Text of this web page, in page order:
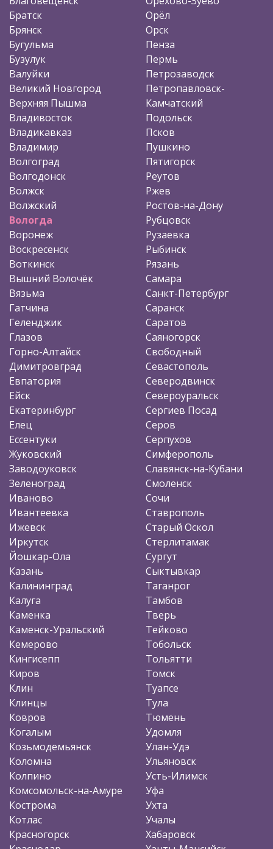
Братск
Брянск
Бугульма
Бузулук
Валуйки
Великий Новгород
Верхняя Пышма
Владивосток
Владикавказ
Владимир
Волгоград
Волгодонск
Волжск
Волжский
Вологда
Воронеж
Воскресенск
Воткинск
Вышний Волочёк
Вязьма
Гатчина
Геленджик
Глазов
Горно-Алтайск
Димитровград
Евпатория
Ейск
Екатеринбург
Елец
Ессентуки
Жуковский
Заводоуковск
Зеленоград
Иваново
Ивантеевка
Ижевск
Иркутск
Йошкар-Ола
Казань
Калининград
Калуга
Каменка
Каменск-Уральский
Кемерово
Кингисепп
Киров
Клин
Клинцы
Ковров
Когалым
Козьмодемьянск
Коломна
Колпино
Комсомольск-на-Амуре
Кострома
Котлас
Красногорск
Орёл
Орск
Пенза
Пермь
Петрозаводск
Петропавловск-
Камчатский
Подольск
Псков
Пушкино
Пятигорск
Реутов
Ржев
Ростов-на-Дону
Рубцовск
Рузаевка
Рыбинск
Рязань
Самара
Санкт-Петербург
Саранск
Саратов
Саяногорск
Свободный
Севастополь
Северодвинск
Североуральск
Сергиев Посад
Серов
Серпухов
Симферополь
Славянск-на-Кубани
Смоленск
Сочи
Ставрополь
Старый Оскол
Стерлитамак
Сургут
Сыктывкар
Таганрог
Тамбов
Тверь
Тейково
Тобольск
Тольятти
Томск
Туапсе
Тула
Тюмень
Удомля
Улан-Удэ
Ульяновск
Усть-Илимск
Уфа
Ухта
Учалы
Хабаровск